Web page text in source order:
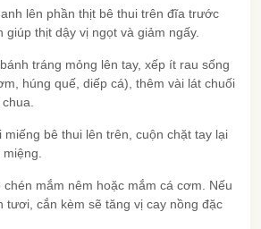
lên phần thịt bê thui trên đĩa trước
giúp thịt dậy vị ngọt và giảm ngấy.
tráng mỏng lên tay, xếp ít rau sống
húng quế, diếp cá), thêm vài lát chuối
bê thui lên trên, cuộn chặt tay lại
chén mắm nêm hoặc mắm cá cơm. Nếu
tươi, cắn kèm sẽ tăng vị cay nồng đặc